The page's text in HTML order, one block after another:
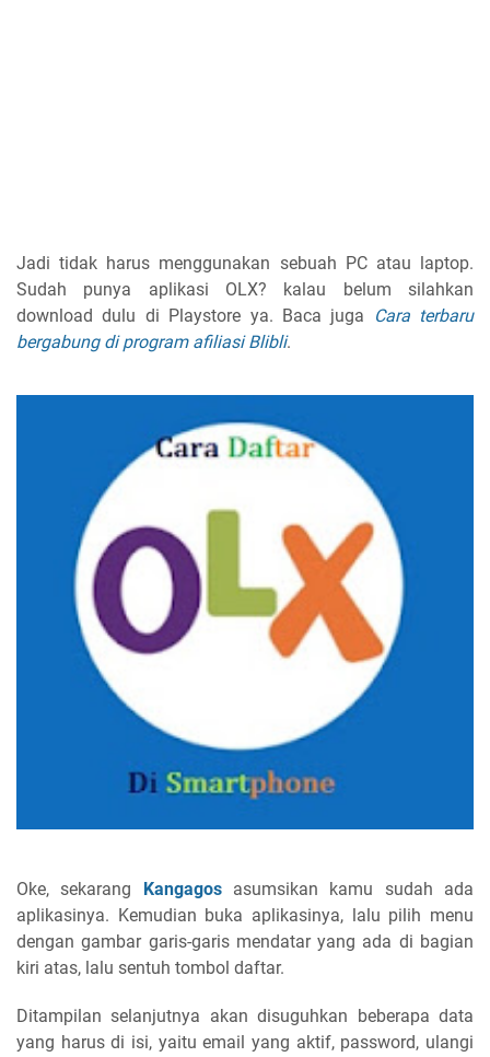
Jadi tidak harus menggunakan sebuah PC atau laptop.
Sudah punya aplikasi OLX? kalau belum silahkan
download dulu di Playstore ya. Baca juga
Cara terbaru
bergabung di program afiliasi Blibli.
Oke, sekarang Kangagosasumsikan kamu sudah ada
aplikasinya. Kemudian buka aplikasinya, lalu pilih menu
dengan gambar garis-garis mendatar yang ada di bagian
kiri atas, lalu sentuh tombol daftar.
Ditampilan selanjutnya akan disuguhkan beberapa data
yang harus di isi, yaitu email yang aktif, password, ulangi